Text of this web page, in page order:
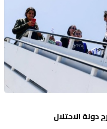
الاحتلال